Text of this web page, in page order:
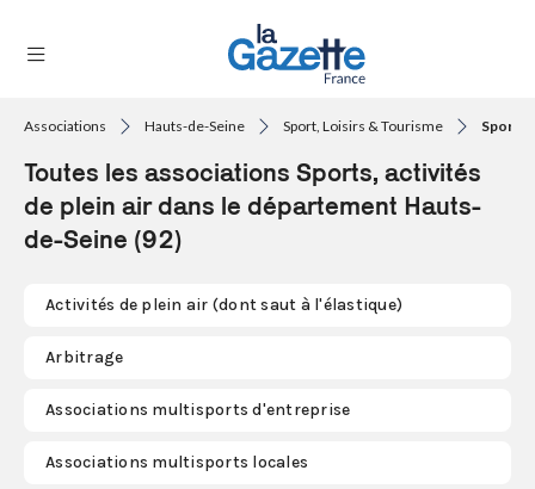
RÉGIONS
FORMATS
TENDANCES
SERVICES
GAZETTE
Associations Hauts-de-Seine Sport, Loisirs & Tourisme Sports,
Toutes les associations Sports, activités
de plein air dans le département Hauts-
de-Seine (92)
Activités de plein air (dont saut à l'élastique)
Arbitrage
Associations multisports d'entreprise
Associations multisports locales